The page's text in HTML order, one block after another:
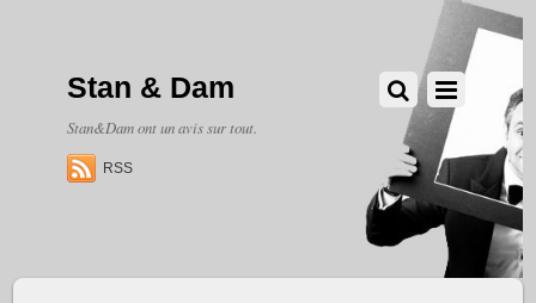
Stan & Dam
Stan&Dam ont un avis sur tout.
RSS